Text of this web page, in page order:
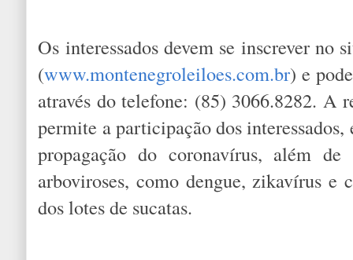
Os interessados devem se inscrever no
(www.montenegroleiloes.com.br) e
através do telefone: (85) 3066.8282. A
permite a participação dos
propagação do coronavírus, além
arboviroses, como dengue, zikavírus e
dos lotes de sucatas.